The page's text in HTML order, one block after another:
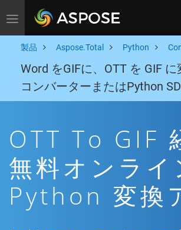
Toggle navigation
製品 Aspose.Total Python
Word をGIFに、OTT を GIF
コンバーターまたはPython
OTT To GIF
無料オンライ
Python 変換